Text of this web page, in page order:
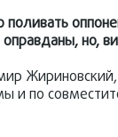
поливать
но,
и по